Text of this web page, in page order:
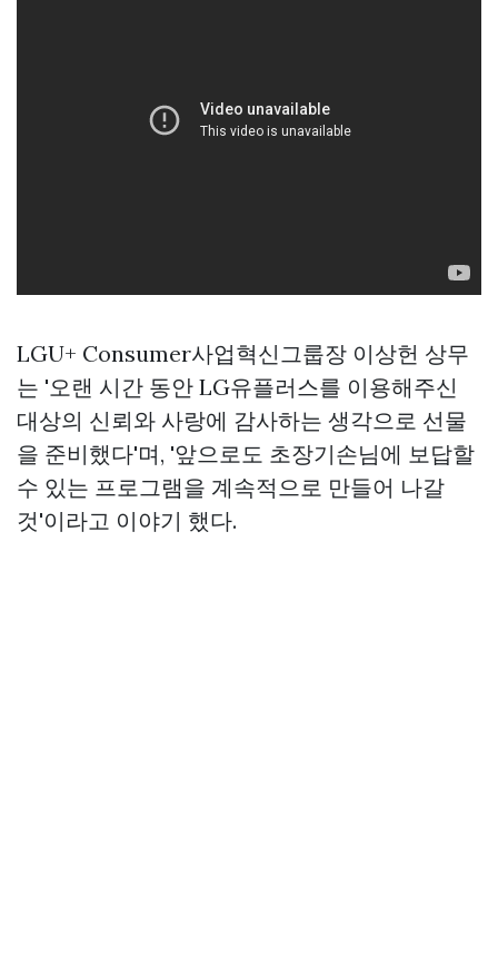
LGU+ Consumer사업혁신그룹장 이상헌 상무
는 '오랜 시간 동안 LG유플러스를 이용해주신
대상의 신뢰와 사랑에 감사하는 생각으로 선물
을 준비했다'며, '앞으로도 초장기손님에 보답할
수 있는 프로그램을 계속적으로 만들어 나갈
것'이라고 이야기 했다.